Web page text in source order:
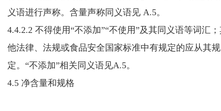
义语进行声称。含量声称同义语见 A.5。
4.4.2.2 不得使用“不添加”“不使用”及其同义语等词汇
他法律、法规或食品安全国家标准中有规定的应从其规
定。“不添加”相关同义语见A.5。
4.5 净含量和规格